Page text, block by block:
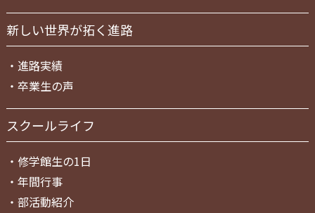
新しい世界が拓く進路
・ 進路実績
・ 卒業生の声
スクールライフ
・ 修学館生の1日
・ 年間行事
・ 部活動紹介